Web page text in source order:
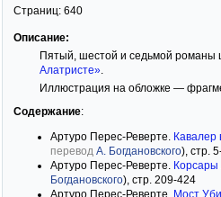
Страниц: 640
Описание:
Пятый, шестой и седьмой романы
Алатристе».
Иллюстрация на обложке —
Содержание:
Артуро Перес-Реверте. Кавалер
перевод А. Богдановского), стр.
Артуро Перес-Реверте. Корсары
Богдановского), стр. 209-424
Артуро Перес-Реверте. Мост